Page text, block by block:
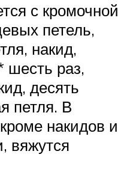
с кромочной
петель,
накид,
шесть раз,
десять
петля. В
накидов и
вяжутся